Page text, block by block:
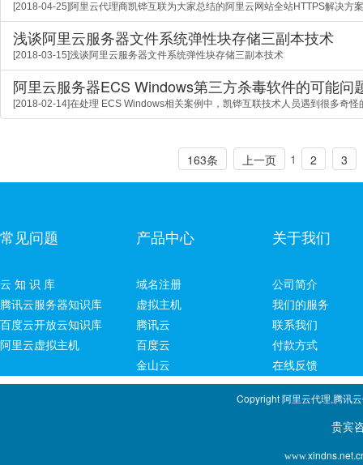
[2018-04-25]阿里云代理商凯铧互联为大家总结的阿里云网站全站HTTPS解决方
浅谈阿里云服务器文件系统弹性块存储三副本技术
[2018-03-15]浅谈阿里云服务器文件系统弹性块存储三副本技术
阿里云服务器ECS Windows第三方杀毒软件的可能问
[2018-02-14]在处理 ECS Windows相关案例中，凯铧互联技术人员遇到很多奇
163条 上一页 1 2 3
常见问题
云 知 识 库
腾讯云服务器知识库
百度云开放云知识库
阿里云虚拟主机
产品中心
域名注册
虚拟主机
腾讯云
百度云
金山云
关于我们
公司简介
我们的服务
联系我们
付款方式
在线反馈
Copyright 阿里云代理,腾讯
贵宾咨询专
www.